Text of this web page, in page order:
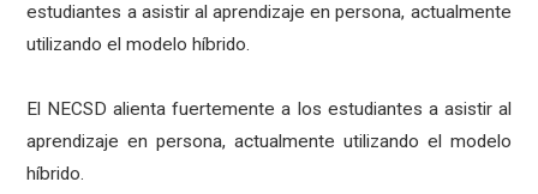
estudiantes a asistir al aprendizaje en persona, actualmente
utilizando el modelo híbrido.
El NECSD alienta fuertemente a los estudiantes a asistir al
aprendizaje en persona, actualmente utilizando el modelo
híbrido.